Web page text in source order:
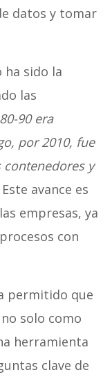
datos y tomar
ha sido la
las
90 era
por 2010, fue
y
Este avance es
empresas, ya
con
permitido que
solo como
herramienta
clave de